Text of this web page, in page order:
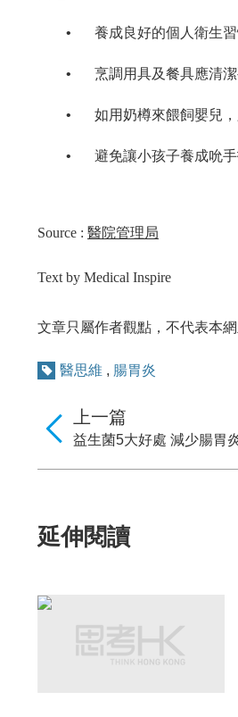
• 養成良好的個人衛生
• 烹調用具及餐具應清潔
• 如用奶樽來餵飼嬰兒
• 避免讓小孩子養成吮手
Source : 醫院管理局
Text by Medical Inspire
文章只屬作者觀點，不代表本網
醫思維 , 腸胃炎
上一篇
益生菌5大好處 減少腸胃
延伸閱讀